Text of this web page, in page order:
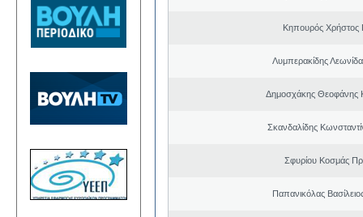
Κηπουρός Χρήστος
Λυμπερακίδης
Δημοσχάκης Θεοφάνης
Σκανδαλίδης
Σφυρίου Κοσμάς
Παπανικόλας